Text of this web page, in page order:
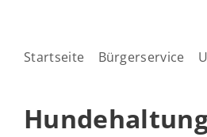
Startseite Bürgerservice